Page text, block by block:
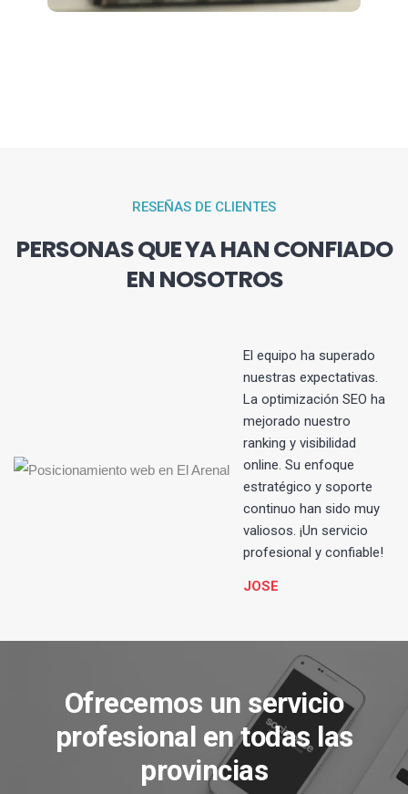
RESEÑAS DE CLIENTES
PERSONAS QUE YA HAN CONFIADO
EN NOSOTROS
El equipo ha superado
nuestras expectativas.
La optimización SEO ha
mejorado nuestro
ranking y visibilidad
online. Su enfoque
estratégico y soporte
continuo han sido muy
valiosos. ¡Un servicio
profesional y confiable!
JOSE
Ofrecemos un servicio
profesional en todas las
provincias